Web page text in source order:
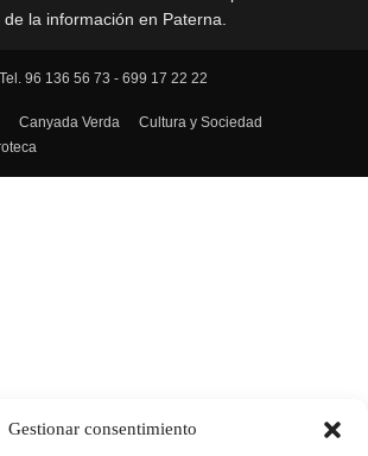
Gestionar consentimiento
la información en Paterna.
SÍGUENOS
96 136 56 73 - 699 17 22 22
Canyada Verda
Cultura y Sociedad